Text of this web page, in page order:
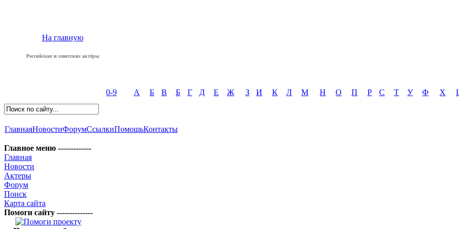
На главную
Российские и советские актёры
0-9 А Б В Б Г Д Е Ж З И К Л М Н О П Р С Т У Ф Х
ГлавнаяНовостиФорумСсылкиПомощьКонтакты
Главное меню -------------
Главная
Новости
Актеры
Форум
Поиск
Карта сайта
Помоги сайту --------------